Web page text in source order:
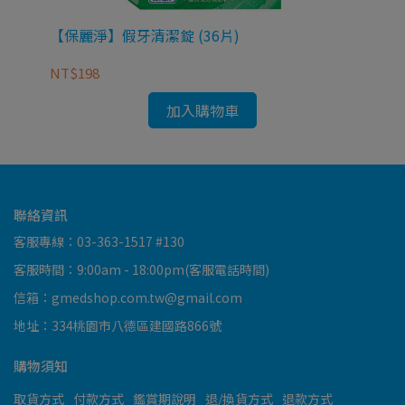
【保麗淨】假牙清潔錠 (36片)
NT$198
加入購物車
聯絡資訊
客服專線：03-363-1517 #130
客服時間：9:00am - 18:00pm(客服電話時間)
信箱：gmedshop.com.tw@gmail.com
地址：334桃園市八德區建國路866號
購物須知
取貨方式 付款方式 鑑賞期說明 退/換貨方式 退款方式